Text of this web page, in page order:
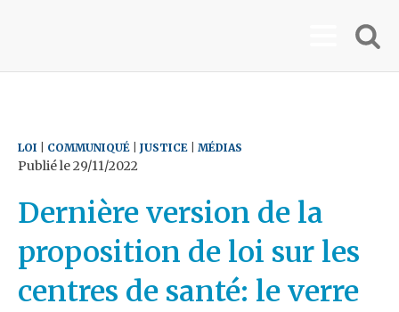
LOI COMMUNIQUÉ JUSTICE MÉDIAS
Publié le29/11/2022
Dernière version de la
proposition de loi sur les
centres de santé: le verre